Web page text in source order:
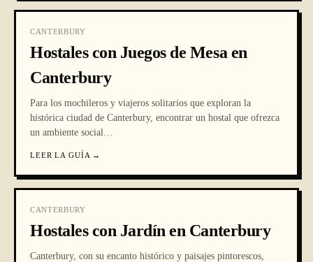
CANTERBURY
Hostales con Juegos de Mesa en
Canterbury
Para los mochileros y viajeros solitarios que exploran la
histórica ciudad de Canterbury, encontrar un hostal que ofrezca
un ambiente social…
LEER LA GUÍA →
CANTERBURY
Hostales con Jardín en Canterbury
Canterbury, con su encanto histórico y paisajes pintorescos,